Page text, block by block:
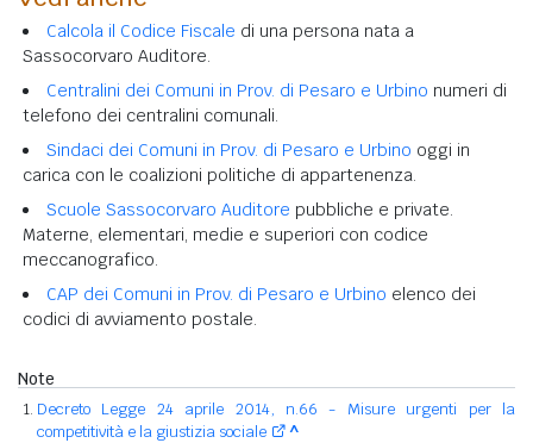
Calcola il Codice Fiscale di una persona nata a
Sassocorvaro Auditore.
Centralini dei Comuni in Prov. di Pesaro e Urbino numeri di
telefono dei centralini comunali.
Sindaci dei Comuni in Prov. di Pesaro e Urbino oggi in
carica con le coalizioni politiche di appartenenza.
Scuole Sassocorvaro Auditore pubbliche e private.
Materne, elementari, medie e superiori con codice
meccanografico.
CAP dei Comuni in Prov. di Pesaro e Urbino elenco dei
codici di avviamento postale.
Note
Decreto Legge 24 aprile 2014, n.66 - Misure urgenti per la
competitività e la giustizia sociale
^